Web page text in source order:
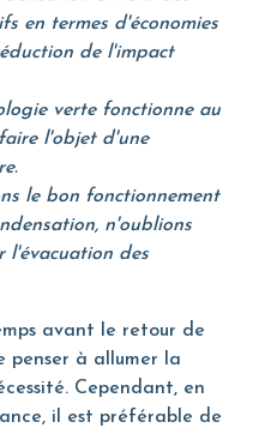
en termes d'économies
de l'impact
verte fonctionne au
l'objet d'une
le bon fonctionnement
n'oublions
l'évacuation des
avant le retour de
penser à allumer la
Cependant, en
il est préférable de